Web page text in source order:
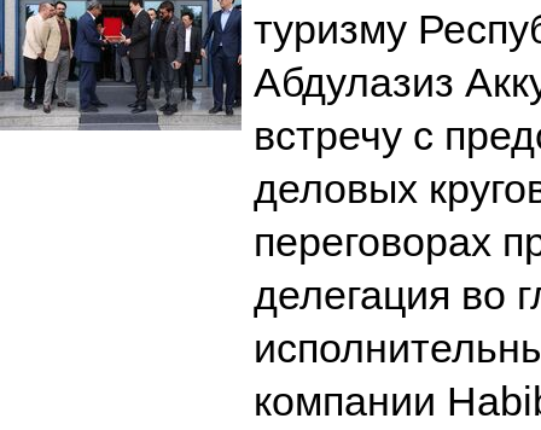
туризму
Абдулазиз
встречу с
деловых
переговорах
делегация во
компании